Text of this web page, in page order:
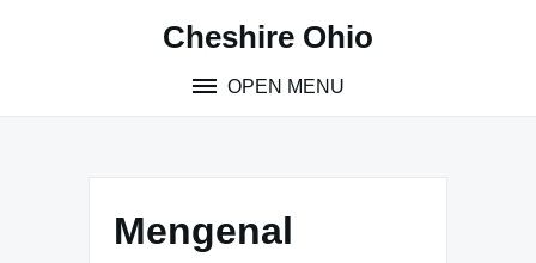
Cheshire Ohio
OPEN MENU
Mengenal